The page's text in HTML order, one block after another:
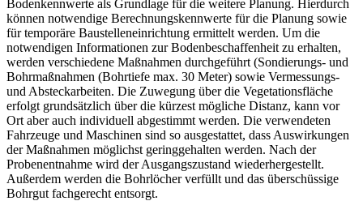
Bodenkennwerte als Grundlage für die weitere Planung. Hierdurch
können notwendige Berechnungskennwerte für die Planung sowie
für temporäre Baustelleneinrichtung ermittelt werden. Um die
notwendigen Informationen zur Bodenbeschaffenheit zu erhalten,
werden verschiedene Maßnahmen durchgeführt (Sondierungs- und
Bohrmaßnahmen (Bohrtiefe max. 30 Meter) sowie Vermessungs-
und Absteckarbeiten. Die Zuwegung über die Vegetationsfläche
erfolgt grundsätzlich über die kürzest mögliche Distanz, kann vor
Ort aber auch individuell abgestimmt werden. Die verwendeten
Fahrzeuge und Maschinen sind so ausgestattet, dass Auswirkungen
der Maßnahmen möglichst geringgehalten werden. Nach der
Probenentnahme wird der Ausgangszustand wiederhergestellt.
Außerdem werden die Bohrlöcher verfüllt und das überschüssige
Bohrgut fachgerecht entsorgt.